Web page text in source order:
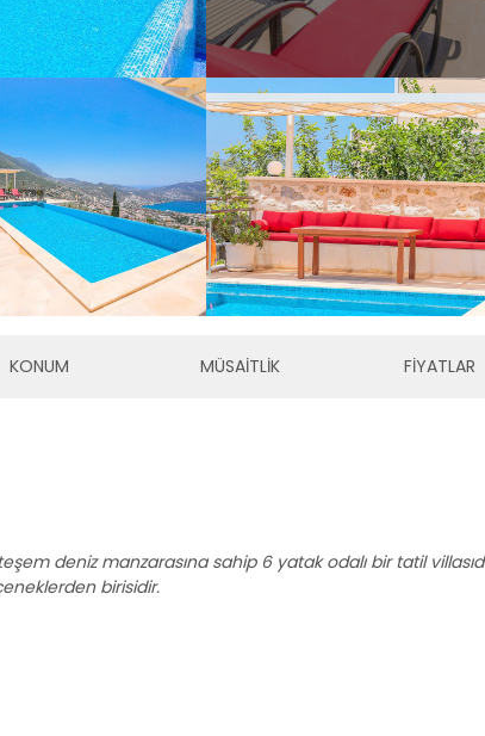
KONUM MÜSAİTLİK FİYATLAR
deniz manzarasına sahip 6 yatak odalı bir tatil
birisidir.